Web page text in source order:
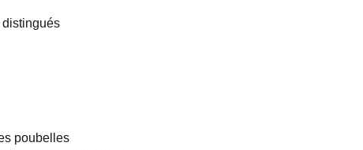
distingués
poubelles